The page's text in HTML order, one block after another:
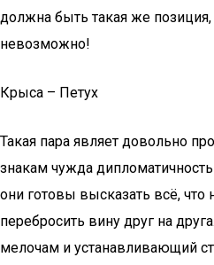
должна быть такая же
невозможно!
Крыса – Петух
Такая пара являет довольно
знакам чужда
они готовы высказать всё, что
перебросить вину друг на
мелочам и устанавливающий